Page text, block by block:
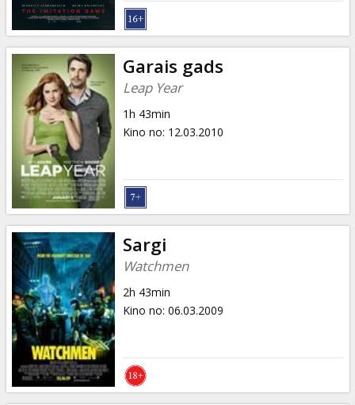
Garais gads
Leap Year
1h 43min
Kino no: 12.03.2010
Sargi
Watchmen
2h 43min
Kino no: 06.03.2009